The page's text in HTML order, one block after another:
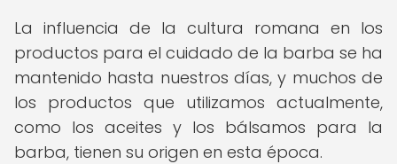
La influencia de la cultura romana en los
productos para el cuidado de la barba se ha
mantenido hasta nuestros días, y muchos de
los productos que utilizamos actualmente,
como los aceites y los bálsamos para la
barba, tienen su origen en esta época.